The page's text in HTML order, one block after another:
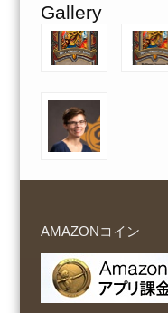
Gallery
AMAZONコイン